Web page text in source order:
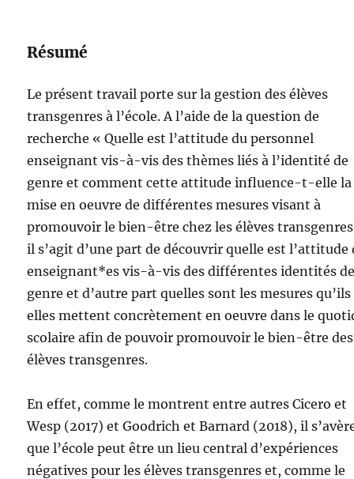
Résumé
Le présent travail porte sur la gestion des élèves
transgenres à l’école. A l’aide de la question de
recherche « Quelle est l’attitude du personnel
enseignant vis-à-vis des thèmes liés à l’identité de
genre et comment cette attitude influence-t-elle la
mise en oeuvre de différentes mesures visant à
promouvoir le bien-être chez les élèves
il s’agit d’une part de découvrir quelle est l’attitude
enseignant*es vis-à-vis des différentes identités
genre et d’autre part quelles sont les mesures qu’ils
elles mettent concrètement en oeuvre dans le
scolaire afin de pouvoir promouvoir le bien-être des
élèves transgenres.
En effet, comme le montrent entre autres Cicero et
Wesp (2017) et Goodrich et Barnard (2018), il
que l’école peut être un lieu central d’expériences
négatives pour les élèves transgenres et, comme le